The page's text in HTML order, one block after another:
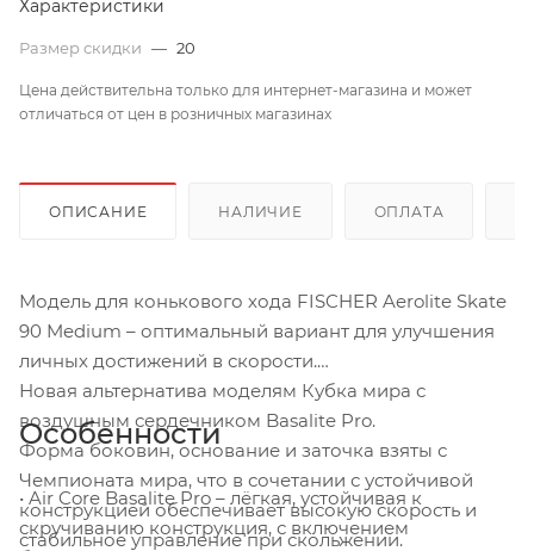
Характеристики
Размер скидки — 20
Цена действительна только для интернет-магазина и может
отличаться от цен в розничных магазинах
ОПИСАНИЕ НАЛИЧИЕ ОПЛАТА
Модель для конькового хода FISCHER Aerolite Skate
90 Medium – оптимальный вариант для улучшения
личных достижений в скорости.
Новая альтернатива моделям Кубка мира с
воздушным сердечником Basalite Pro.
Форма боковин, основание и заточка взяты с
Чемпионата мира, что в сочетании с устойчивой
конструкцией обеспечивает высокую скорость и
стабильное управление при скольжении.
Особенности
• Air Core Basalite Pro – лёгкая, устойчивая к
скручиванию конструкция, с включением